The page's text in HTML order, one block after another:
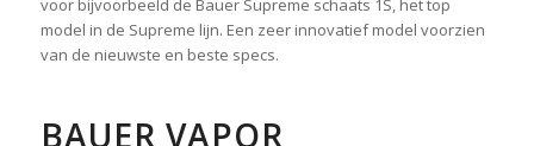
voor bijvoorbeeld de Bauer Supreme schaats 1S, het top
model in de Supreme lijn. Een zeer innovatief model voorzien
van de nieuwste en beste specs.
BAUER VAPOR